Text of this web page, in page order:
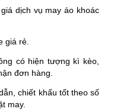
dịch vụ may áo khoác
giá rẻ.
có hiện tượng kì kèo,
đơn hàng.
chiết khấu tốt theo số
may.